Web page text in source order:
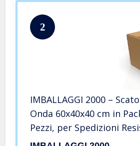
2
IMBALLAGGI 2000 –
Onda 60x40x40 cm in
Pezzi, per Spedizioni
Durevoli – Ideali come